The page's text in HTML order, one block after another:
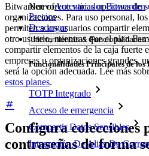
NuevoAutenticador Bitwarden
Precios
Descargar
Herramientas & Funcionalidades
Funcionalidades Principales de los
TOTP Integrado
Acceso de emergencia
Compartir Datos Sensibles
Integración De Alias De
Bitwarden ofrece varias opciones de
organizaciones. Para uso personal,
permiten a los usuarios compartir
otro usuario, mientras que el plan
compartir elementos de la caja fuerte
empresas u organizaciones grandes,
será la opción adecuada. Lee más
estos planes.
Configura colecciones
contraseñas de forma